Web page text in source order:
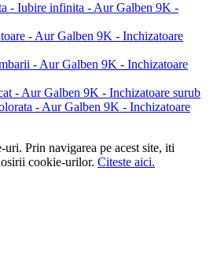
- Iubire infinita - Aur Galben 9K -
- Aur Galben 9K - Inchizatoare
- Aur Galben 9K - Inchizatoare
- Aur Galben 9K - Inchizatoare surub
- Aur Galben 9K - Inchizatoare
uri. Prin navigarea pe acest site, iti
cookie-urilor. Citeste aici.